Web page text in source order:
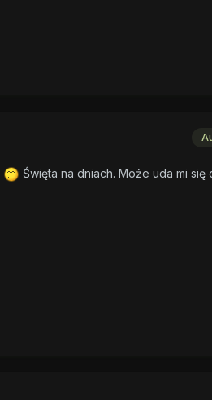
Święta na dniach. Może uda mi się